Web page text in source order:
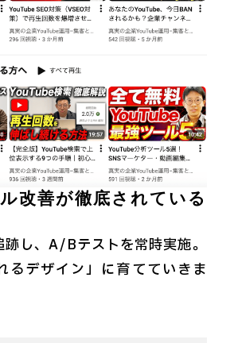
改善が徹底されている
し、A/Bテストを常時実施。
るデザイン」に育てていきま